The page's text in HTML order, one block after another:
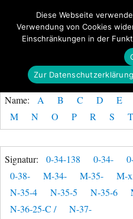
GeoGREIF
Name: A B C D E
M
N O P R S T
Signatur: 0-34-138 0-34-
0-38-
M-34- M-35- M-
N-35-4
N-35-5 N-35-6
N-36-25-C /
N-37-
Diese Webseite
Verwendung von Cookies
Einschränkungen in der
Zur